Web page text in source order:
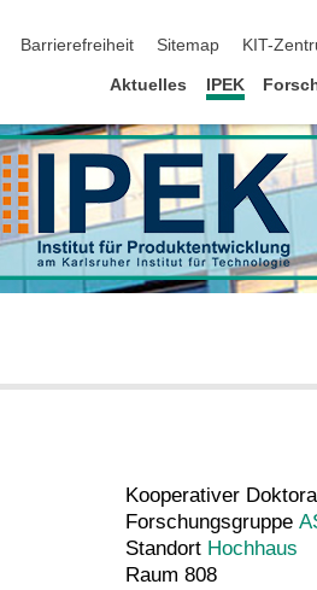
Barrierefreiheit Sitemap KIT-
Aktuelles IPEK
Kooperativer
Forschungsgruppe
Standort Hochhaus
Raum 808